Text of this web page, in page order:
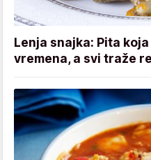
Lenja snajka: Pita
vremena, a svi traže